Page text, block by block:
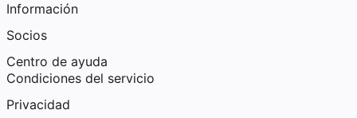
Información
Socios
Centro de ayuda
Condiciones del servicio
Privacidad